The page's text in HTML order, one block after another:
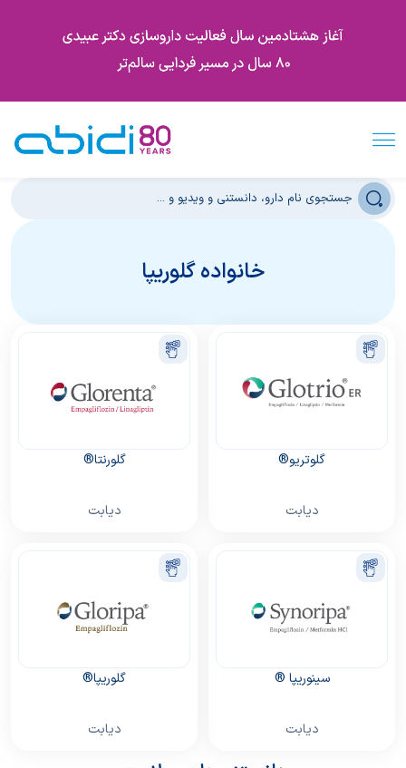
خانواده گلوریپا
گلوتریو®
دیابت
گلورنتا®
دیابت
سینوریپا ®
دیابت
گلوریپا®
دیابت